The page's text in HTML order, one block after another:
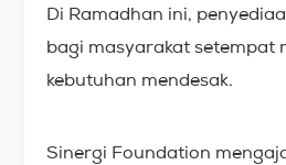
Di Ramadhan ini,
bagi masyarakat setempat
kebutuhan mendesak.
Sinergi Foundation